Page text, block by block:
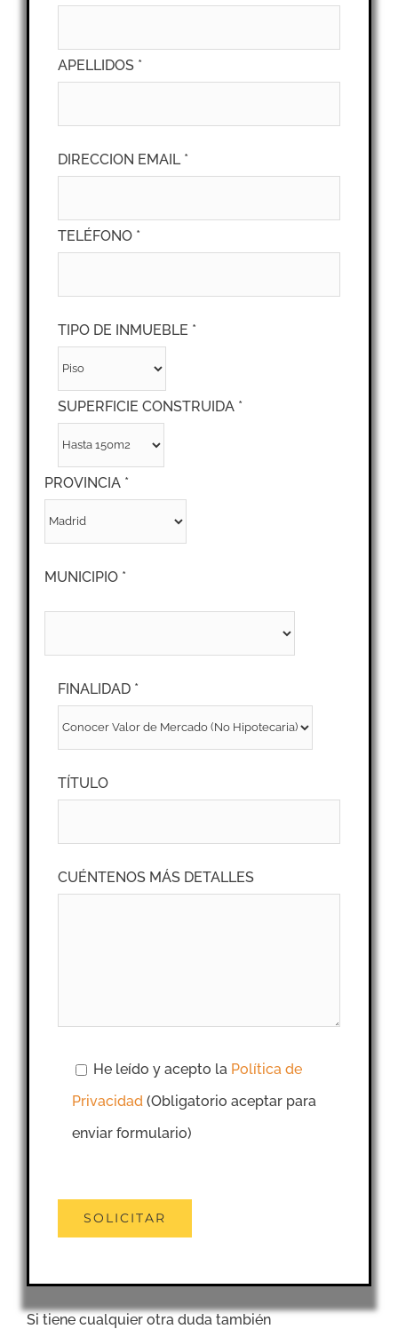
APELLIDOS *
DIRECCION EMAIL *
TELÉFONO *
TIPO DE INMUEBLE *
SUPERFICIE CONSTRUIDA *
PROVINCIA *
MUNICIPIO *
FINALIDAD *
TÍTULO
CUÉNTENOS MÁS DETALLES
He leído y acepto la Política de
Privacidad (Obligatorio aceptar para
enviar formulario)
Si tiene cualquier otra duda también